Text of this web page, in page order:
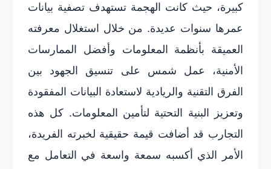
كبيرة، حيث كانت الهجمة تستهدف تصفية بيانات
عمرها سنوات عديدة. من خلال استغلال معرفته
العميقة بأنظمة المعلومات وأفضل الممارسات
الأمنية، عمل شمس على تنسيق الجهود بين
الفرق التقنية والريادية لاستعادة البيانات المفقودة
وتعزيز البنية التحتية لتأمين المعلومات. كل هذه
التجارب قد أضافت قيمة حقيقية لخبرته الفريدة،
الأمر الذي أكسبه سمعة واسعة في التعامل مع